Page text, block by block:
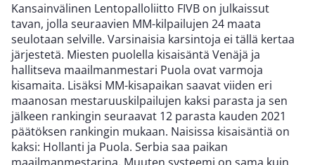
Kansainvälinen Lentopalloliitto FIVB on julkaissut
tavan, jolla seuraavien MM-kilpailujen 24 maata
seulotaan selville. Varsinaisia karsintoja ei tällä kertaa
järjestetä. Miesten puolella kisaisäntä Venäjä ja
hallitseva maailmanmestari Puola ovat varmoja
kisamaita. Lisäksi MM-kisapaikan saavat viiden eri
maanosan mestaruuskilpailujen kaksi parasta ja sen
jälkeen rankingin seuraavat 12 parasta kauden 2021
päätöksen rankingin mukaan. Naisissa kisaisäntiä on
kaksi: Hollanti ja Puola. Serbia saa paikan